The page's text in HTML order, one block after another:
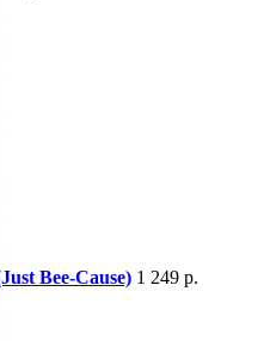
Bee-Cause) 1 249 р.